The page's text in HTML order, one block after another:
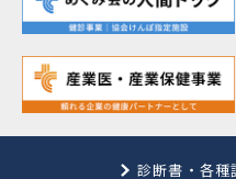
診断書・各種